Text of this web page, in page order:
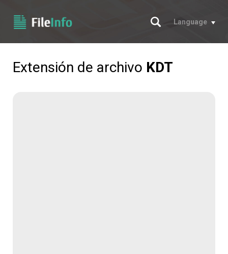
Buscar
Language
Extensión de archivo KDT